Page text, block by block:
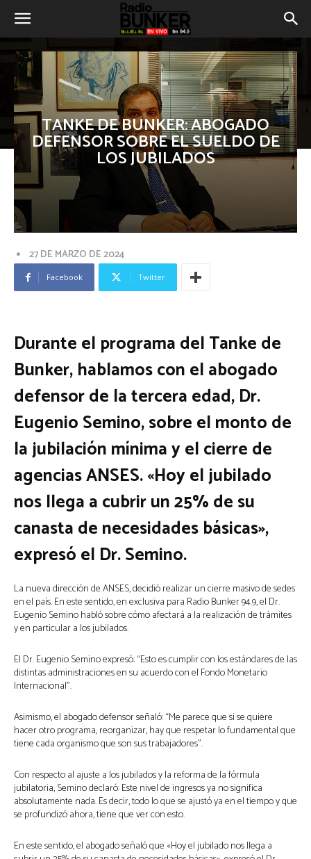
TANKE DE BUNKER: ABOGADO
DEFENSOR SOBRE EL SUELDO DE
LOS JUBILADOS
27 DE MARZO DE 2024
Facebook Twitter
Durante el programa del Tanke de
Bunker, hablamos con el abogado
defensor de la tercera edad, Dr.
Eugenio Semino, sobre el monto de
la jubilación mínima y el cierre de
agencias ANSES. «Hoy el jubilado
nos llega a cubrir un 25% de su
canasta de necesidades básicas»,
expresó el Dr. Semino.
La nueva dirección de ANSES, decidió realizar un cierre masivo de sedes
en el país. En este sentido, en exclusiva para Radio Bunker 94.9, el Dr.
Eugenio Semino habló sobre cómo afectará a la realización de trámites
y en particular a los jubilados.
El Dr. Eugenio Semino expresó: “Esto es cumplir con los estándares de las
distintas administraciones en su acuerdo con el Fondo Monetario
Internacional”.
Asimismo, el abogado defensor señaló: “Me parece que si se quiere
hacer otro programa, reorganizar, hay que respetar lo fundamental que
tiene cada organismo que son sus trabajadores”.
Con respecto al ajuste a los jubilados y la reforma de la fórmula
jubilatoria, Semino declaró: Este nivel de ingresos ya no significa
absolutamente nada. Es decir, todo lo que se ajustó ya en el tiempo y que
se profundizó ahora, tiene que ver con esto.
En este sentido, el abogado señaló que «Hoy el jubilado nos llega a